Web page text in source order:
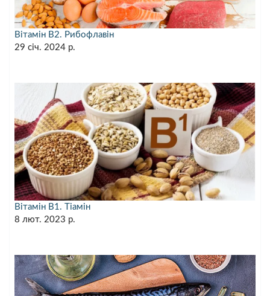
Вітамін B2. Рибофлавін
29 січ. 2024 р.
Вітамін B1. Тіамін
8 лют. 2023 р.